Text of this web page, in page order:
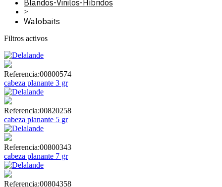
Blandos-Vinilos-Híbridos
>
Walobaits
Filtros activos
Referencia:00800574
cabeza planante 3 gr
Referencia:00820258
cabeza planante 5 gr
Referencia:00800343
cabeza planante 7 gr
Referencia:00804358